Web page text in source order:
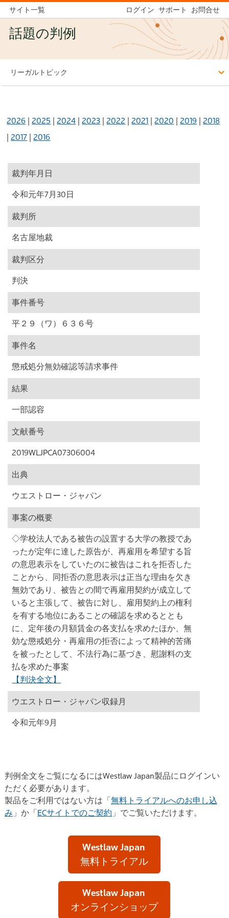
サイト一覧 ログイン サポート お問合せ
話題の判例
リーガルトピック
2026 |2025 |2024 |2023 |2022 |2021 |2020 |2019 |2018
|2017 |2016
裁判年月日
令和元年7月30日
裁判所
名古屋地裁
裁判区分
判決
事件番号
平２９（ワ）６３６号
事件名
懲戒処分無効確認等請求事件
結果
一部認容
文献番号
2019WLJPCA07306004
出典
ウエストロー・ジャパン
事案の概要
◇学校法人である被告の設置する大学の教授であ
ったが定年に達した原告が、再雇用を希望する旨
の意思表示をしていたのに被告はこれを拒否した
ことから、同拒否の意思表示は正当な理由を欠き
無効であり、被告との間で再雇用契約が成立して
いると主張して、被告に対し、雇用契約上の権利
を有する地位にあることの確認を求めるととも
に、定年後の月額賃金の各支払を求めたほか、無
効な懲戒処分・再雇用の拒否によって精神的苦痛
を被ったとして、不法行為に基づき、慰謝料の支
払を求めた事案
【判決全文】
ウエストロー・ジャパン収録月
令和元年9月
判例全文をご覧になるにはWestlaw Japan製品にログインい
ただく必要があります。
製品をご利用ではない方は「 無料トライアルへのお申し込
み 」か「 ECサイトでのご契約 」でご覧いただけます。
Westlaw Japan
無料トライアル
Westlaw Japan
オンラインショップ